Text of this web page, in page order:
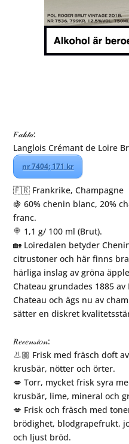
𝐹𝒶𝓀𝓉𝒶:⁠
Langlois Crémant de Loire
nr 7404; 171 kr
🇫🇷 Frankrike, Champagne
🍇 60% chenin blanc, 20%
franc.⁠
🍭 1,1 g/ 100 ml (Brut).⁠
🏡 Loiredalen betyder
citrustoner och här finns
härliga inslag av gröna
Chateau grundades 1885
Chateau och ägs nu av
sätter en diskret
𝑅𝑒𝒸𝑒𝓃𝓈𝒾𝑜𝓃:⁠
👃🏼 Frisk med fräsch doft
krusbär, nötter och örter.⁠
💋 Torr, mycket frisk syra
krusbär, lime, mineral och
💋 Frisk och fräsch med
brödighet, blodgrapefrukt,
och ljust bröd.⁠